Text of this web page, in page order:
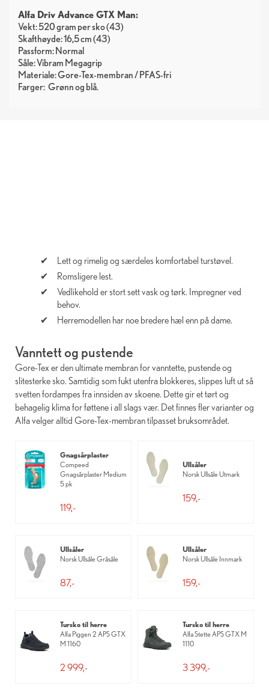
Alfa Driv Advance GTX Man:
Vekt: 520 gram per sko (43)
Skafthøyde: 16,5 cm (43)
Passform: Normal
Såle: Vibram Megagrip
Materiale: Gore-Tex-membran / PFAS-fri
Farger: Grønn blå
Lett og rimelig og særdeles komfortabel turstøvel.
Romsligere lest.
Vedlikehold er stort sett vask og tørk. Impregner ved
behov.
Herremodellen har noe bredere hæl enn på dame.
Vanntett og pustende
Gore-Tex er den ultimate membran for vanntette, pustende og
slitesterke sko. Samtidig som fukt utenfra blokkeres, slippes luft ut så
svetten fordampes fra innsiden av skoene. Dette gir et tørt og
behagelig klima for føttene i all slags vær. Det finnes fler varianter og
Alfa velger alltid Gore-Tex-membran tilpasset bruksområdet.
Gnagsårplaster
Compeed
Gnagsårplaster Medium
5 pk
119,-
Ullsåler
Norsk Ullsåle Utmark
159,-
Ullsåler
Norsk Ullsåle Gråsåle
87,-
Ullsåler
Norsk Ullsåle Innmark
159,-
Tursko til herre
Alfa Piggen 2 APS GTX
M 1160
2 999,-
Tursko til herre
Alfa Stette APS GTX M
1110
3 399,-